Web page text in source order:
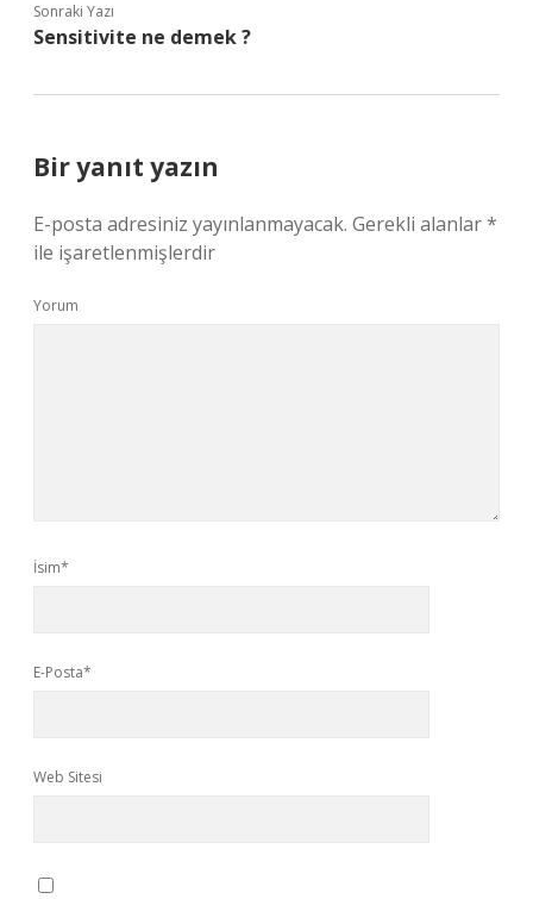
Sonraki Yazı
Sensitivite ne demek ?
Bir yanıt yazın
E-posta adresiniz yayınlanmayacak. Gerekli alanlar*
ile işaretlenmişlerdir
Yorum
İsim*
E-Posta*
Web Sitesi